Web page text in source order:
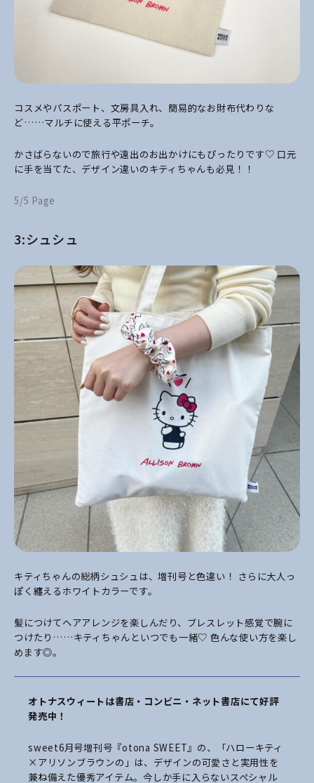
コスメやパスポート、文房具入れ、簡易的なお財布代わりな
ど……マルチに使える平ポーチ。
かさばらないので旅行や遠出のお出かけにもぴったりです♡ 口元
に手を当てた、デザイン違いのキティちゃんも必見！！
5/5 Page
3:シュシュ
キティちゃんの総柄シュシュは、増刊号と色違い！ さらに大人っ
ぽく纏えるホワイトカラーです。
髪につけてヘアアレンジを楽しんだり、ブレスレット感覚で腕に
つけたり……キティちゃんといつでも一緒♡ 色んな使い方を楽し
めます◎。
オトナスウィートは書店・コンビニ・ネット書店にて好評
発売中！
sweet6月号増刊号『otona SWEET』の、「ハローキティ
×アリソンブラウンの」は、デザインの可愛さと実用性を
兼ね備えた優秀アイテム。今しか手に入らないスペシャル